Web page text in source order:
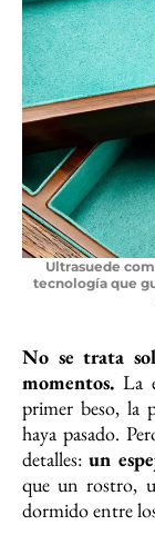
Ultrasuede
tecnología que
No se trata
momentos. La
primer beso, la
haya pasado.
detalles:un
que un rostro,
dormido entre